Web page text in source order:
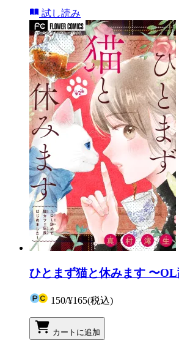
試し読み
ひとまず猫と休みます 〜
150/¥165(税込)
カートに追加